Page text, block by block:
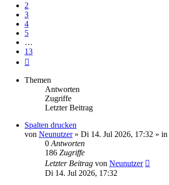
2
3
4
5
…
13
Themen
Antworten
Zugriffe
Letzter Beitrag
Spalten drucken
von Neunutzer» Di 14. Jul 2026, 17:32 » in
0 Antworten
186 Zugriffe
Letzter Beitrag von Neunutzer
Di 14. Jul 2026, 17:32